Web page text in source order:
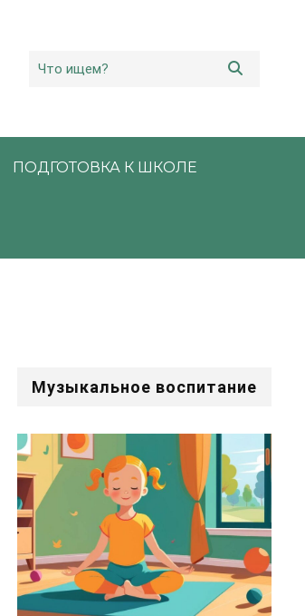
ПОДГОТОВКА К ШКОЛЕ
Музыкальное воспитание